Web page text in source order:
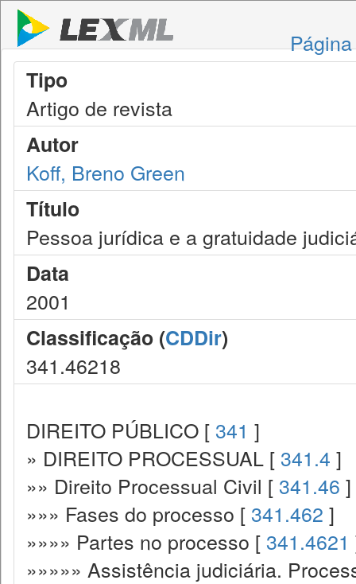
Tipo
Artigo de revista
Autor
Koff, Breno Green
Título
Pessoa jurídica e a gratuidade
Data
2001
Classificação (CDDir)
341.46218
DIREITO PÚBLICO [ 341 ]
» DIREITO PROCESSUAL [ 341.4 ]
»» Direito Processual Civil [ 341.46 ]
»»» Fases do processo [ 341.462 ]
»»»» Partes no processo [ 341.4621
»»»»» Assistência judiciária.